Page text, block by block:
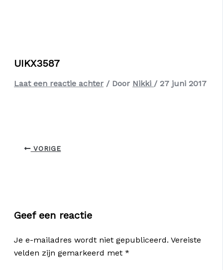
UIKX3587
Laat een reactie achter / Door Nikki / 27 juni 2017
VORIGE
Geef een reactie
Je e-mailadres wordt niet gepubliceerd. Vereiste
velden zijn gemarkeerd met *